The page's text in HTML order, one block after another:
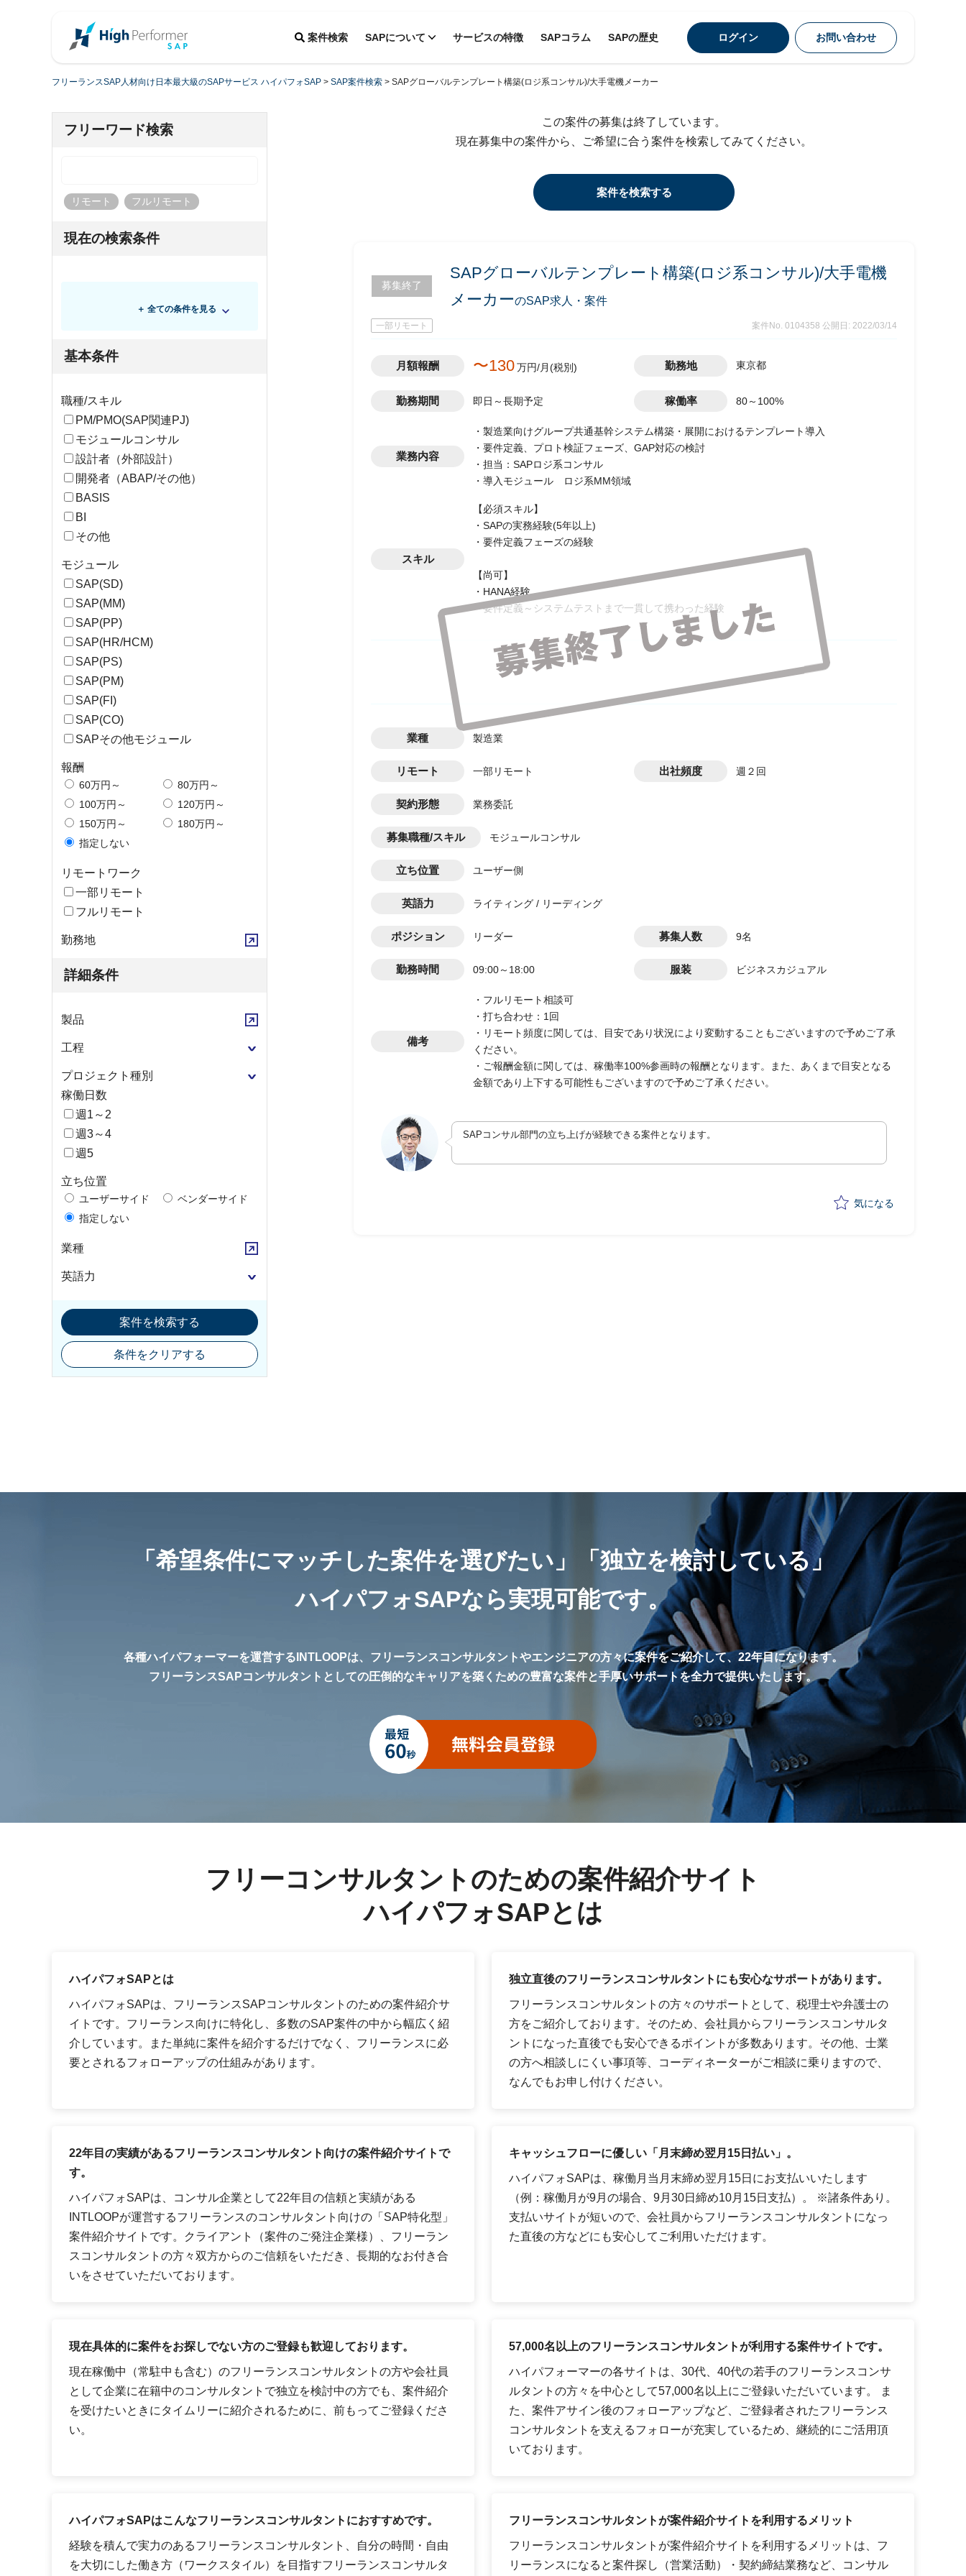
案件検索 SAPについて サービスの特徴 SAPコラム SAPの歴史 ログイン お問い合わせ
フリーランスSAP人材向け日本最大級のSAPサービス ハイパフォSAP > SAP案件検索 > SAPグローバルテンプレート構築(ロジ系コンサル)/大手電機メーカー
フリーワード検索
リモート フルリモート
現在の検索条件
＋ 全ての条件を見る
基本条件
職種/スキル
PM/PMO(SAP関連PJ)
モジュールコンサル
設計者（外部設計）
開発者（ABAP/その他）
BASIS
BI
その他
モジュール
SAP(SD)
SAP(MM)
SAP(PP)
SAP(HR/HCM)
SAP(PS)
SAP(PM)
SAP(FI)
SAP(CO)
SAPその他モジュール
報酬
60万円～
80万円～
100万円～
120万円～
150万円～
180万円～
指定しない
リモートワーク
一部リモート
フルリモート
勤務地
詳細条件
製品
工程
プロジェクト種別
稼働日数
週1～2
週3～4
週5
立ち位置
ユーザーサイド
ベンダーサイド
指定しない
業種
英語力
案件を検索する
条件をクリアする
この案件の募集は終了しています。
現在募集中の案件から、ご希望に合う案件を検索してみてください。
案件を検索する
募集終了
SAPグローバルテンプレート構築(ロジ系コンサル)/大手電機
メーカーのSAP求人・案件
一部リモート 案件No. 0104358 公開日: 2022/03/14
月額報酬 〜130万円/月(税別) 勤務地 東京都
勤務期間 即日～長期予定 稼働率 80～100%
業務内容
・製造業向けグループ共通基幹システム構築・展開におけるテンプレート導入
・要件定義、プロト検証フェーズ、GAP対応の検討
・担当：SAPロジ系コンサル
・導入モジュール ロジ系MM領域
スキル
【必須スキル】
・SAPの実務経験(5年以上)
・要件定義フェーズの経験
【尚可】
・HANA経験
・要件定義～システムテストまで一貫して携わった経験
業種 製造業
リモート 一部リモート 出社頻度 週２回
契約形態 業務委託
募集職種/スキル モジュールコンサル
立ち位置 ユーザー側
英語力 ライティング / リーディング
ポジション リーダー 募集人数 9名
勤務時間 09:00～18:00 服装 ビジネスカジュアル
備考
・フルリモート相談可
・打ち合わせ：1回
・リモート頻度に関しては、目安であり状況により変動することもございますので予めご了承
ください。
・ご報酬金額に関しては、稼働率100%参画時の報酬となります。また、あくまで目安となる
金額であり上下する可能性もございますので予めご了承ください。
SAPコンサル部門の立ち上げが経験できる案件となります。
気になる
「希望条件にマッチした案件を選びたい」
「独立を検討している」
ハイパフォSAPなら実現可能です。
各種ハイパフォーマーを運営するINTLOOPは、フリーランスコンサルタントやエンジニアの方々に案件をご紹介して、22年目になります。
フリーランスSAPコンサルタントとしての圧倒的なキャリアを築くための豊富な案件と手厚いサポートを全力で提供いたします。
フリーコンサルタントのための案件紹介サイト
ハイパフォSAPとは
ハイパフォSAPとは
ハイパフォSAPは、フリーランスSAPコンサルタントのための案件紹介サ
イトです。フリーランス向けに特化し、多数のSAP案件の中から幅広く紹
介しています。また単純に案件を紹介するだけでなく、フリーランスに必
要とされるフォローアップの仕組みがあります。
独立直後のフリーランスコンサルタントにも安心なサポートがあります。
フリーランスコンサルタントの方々のサポートとして、税理士や弁護士の
方をご紹介しております。そのため、会社員からフリーランスコンサルタ
ントになった直後でも安心できるポイントが多数あります。その他、士業
の方へ相談しにくい事項等、コーディネーターがご相談に乗りますので、
なんでもお申し付けください。
22年目の実績があるフリーランスコンサルタント向けの案件紹介サイトで
す。
ハイパフォSAPは、コンサル企業として22年目の信頼と実績がある
INTLOOPが運営するフリーランスのコンサルタント向けの「SAP特化型」
案件紹介サイトです。クライアント（案件のご発注企業様）、フリーラン
スコンサルタントの方々双方からのご信頼をいただき、長期的なお付き合
いをさせていただいております。
キャッシュフローに優しい「月末締め翌月15日払い」。
ハイパフォSAPは、稼働月当月末締め翌月15日にお支払いいたします
（例：稼働月が9月の場合、9月30日締め10月15日支払）。 ※諸条件あり。
支払いサイトが短いので、会社員からフリーランスコンサルタントになっ
た直後の方などにも安心してご利用いただけます。
現在具体的に案件をお探しでない方のご登録も歓迎しております。
現在稼働中（常駐中も含む）のフリーランスコンサルタントの方や会社員
として企業に在籍中のコンサルタントで独立を検討中の方でも、案件紹介
を受けたいときにタイムリーに紹介されるために、前もってご登録くださ
い。
57,000名以上のフリーランスコンサルタントが利用する案件サイトです。
ハイパフォーマーの各サイトは、30代、40代の若手のフリーランスコンサ
ルタントの方々を中心として57,000名以上にご登録いただいています。 ま
た、案件アサイン後のフォローアップなど、ご登録者されたフリーランス
コンサルタントを支えるフォローが充実しているため、継続的にご活用頂
いております。
ハイパフォSAPはこんなフリーランスコンサルタントにおすすめです。
経験を積んで実力のあるフリーランスコンサルタント、自分の時間・自由
を大切にした働き方（ワークスタイル）を目指すフリーランスコンサルタ
フリーランスコンサルタントが案件紹介サイトを利用するメリット
フリーランスコンサルタントが案件紹介サイトを利用するメリットは、フ
リーランスになると案件探し（営業活動）・契約締結業務など、コンサル